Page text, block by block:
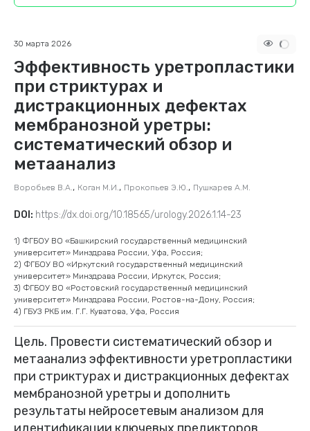
Эффективность уретропластики
при стриктурах и
дистракционных дефектах
мембранозной уретры:
систематический обзор и
метаанализ
30 марта 2026
1) ФГБОУ ВО «Башкирский государственный медицинский
университет» Минздрава России, Уфа, Россия;
2) ФГБОУ ВО «Иркутский государственный медицинский
университет» Минздрава России, Иркутск, Россия;
3) ФГБОУ ВО «Ростовский государственный медицинский
университет» Минздрава России, Ростов-на-Дону, Россия;
4) ГБУЗ РКБ им. Г.Г. Куватова, Уфа, Россия
Цель. Провести систематический обзор и
метаанализ эффективности уретропластики
при стриктурах и дистракционных дефектах
мембранозной уретры и дополнить
результаты нейросетевым анализом для
DOI: https://dx.doi.org/10.18565/urology.2026.1.14-23
Воробьев В.А., Коган М.И., Прокопьев Э.Ю., Пушкарев А.М.